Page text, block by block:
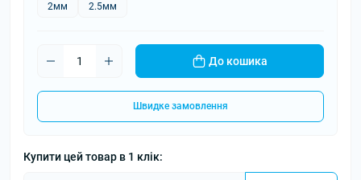
2мм 2.5мм
До кошика
Швидке замовлення
Купити цей товар в 1 клік: